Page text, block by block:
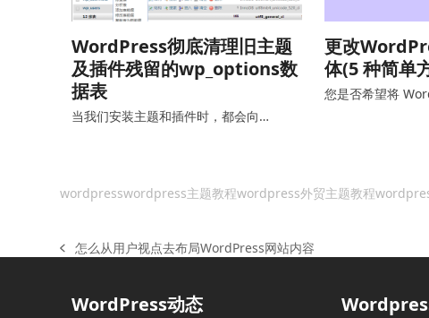
WordPress彻底清理旧主题
及插件残留的wp_options数
据表
当我们安装主题和插件时，都会向…
更改
体(5 种简单
您是否希望将
wordpresswordpress主题教程wordpress外贸主题教程
上怎么从用户视点去布局WordPress网站内容
WordPress动态